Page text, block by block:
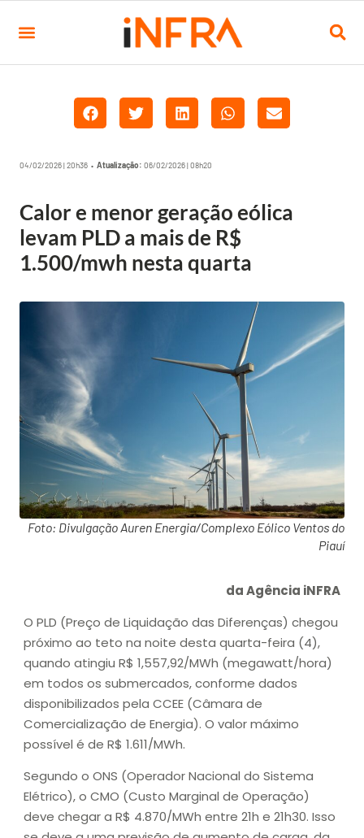
04/02/2026 | 20h36 • Atualização: 06/02/2026 | 08h20
Calor e menor geração eólica
levam PLD a mais de R$
1.500/mwh nesta quarta
Foto: Divulgação Auren Energia/Complexo Eólico Ventos do
Piauí
da Agência iNFRA
O PLD (Preço de Liquidação das Diferenças) chegou
próximo ao teto na noite desta quarta-feira (4),
quando atingiu R$ 1,557,92/MWh (megawatt/hora)
em todos os submercados, conforme dados
disponibilizados pela CCEE (Câmara de
Comercialização de Energia). O valor máximo
possível é de R$ 1.611/MWh.
Segundo o ONS (Operador Nacional do Sistema
Elétrico), o CMO (Custo Marginal de Operação)
deve chegar a R$ 4.870/MWh entre 21h e 21h30. Isso